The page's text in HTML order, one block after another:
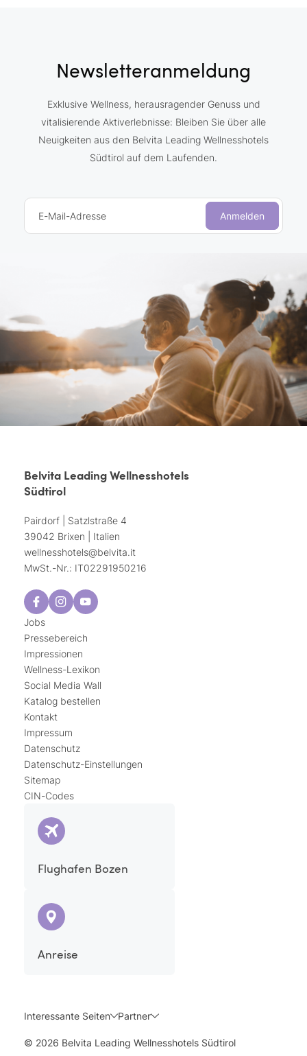
Newsletteranmeldung
Exklusive Wellness, herausragender Genuss und
vitalisierende Aktiverlebnisse: Bleiben Sie über alle
Neuigkeiten aus den Belvita Leading Wellnesshotels
Südtirol auf dem Laufenden.
E-Mail-Adresse Anmelden
Belvita Leading Wellnesshotels
Südtirol
Pairdorf | Satzlstraße 4
39042 Brixen | Italien
wellnesshotels@belvita.it
MwSt.-Nr.: IT02291950216
Jobs
Pressebereich
Impressionen
Wellness-Lexikon
Social Media Wall
Katalog bestellen
Kontakt
Impressum
Datenschutz
Datenschutz-Einstellungen
Sitemap
CIN-Codes
Flughafen Bozen
Anreise
Interessante Seiten Partner
© 2026 Belvita Leading Wellnesshotels Südtirol